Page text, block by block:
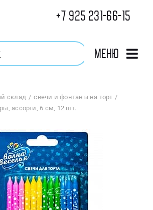
+7 925 231-66-15
Меню
склад
свечи и фонтаны на торт
ассорти, 6 см, 12 шт.